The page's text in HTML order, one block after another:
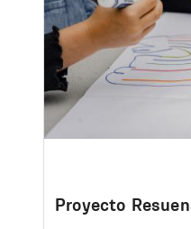
Proyecto